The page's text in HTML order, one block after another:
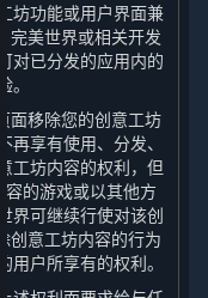
坊功能或用户界面兼
完美世界或相关开发
对已分发的应用内的
。
面移除您的创意工坊
再享有使用、分发、
工坊内容的权利，但
容的游戏或以其他方
界可继续行使对该创
创意工坊内容的行为
用户所享有的权利。